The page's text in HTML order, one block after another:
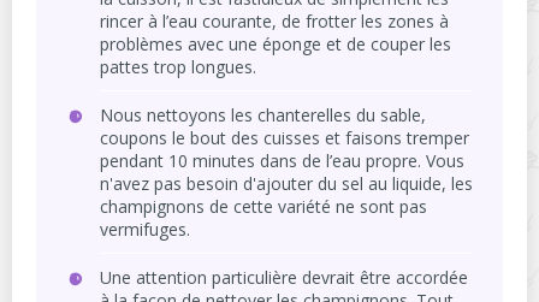
rincer à l’eau courante, de frotter les zones à
problèmes avec une éponge et de couper les
pattes trop longues.
Nous nettoyons les chanterelles du sable,
coupons le bout des cuisses et faisons tremper
pendant 10 minutes dans de l’eau propre. Vous
n'avez pas besoin d'ajouter du sel au liquide, les
champignons de cette variété ne sont pas
vermifuges.
Une attention particulière devrait être accordée